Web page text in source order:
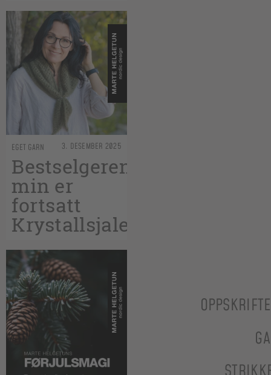
EGET GARN 3. DESEMBER 2025
Bestselgeren
min er
fortsatt
Krystallsjalet